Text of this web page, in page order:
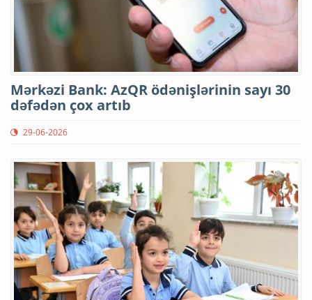
Mərkəzi Bank: AzQR ödənişlərinin sayı 30
dəfədən çox artıb
29-06-2026